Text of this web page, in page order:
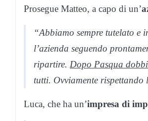
Prosegue Matteo, a capo di un’
“Abbiamo sempre tutelato e
l’azienda seguendo
ripartire. Dopo Pasqua
tutti. Ovviamente rispettando
Luca, che ha un’impresa di